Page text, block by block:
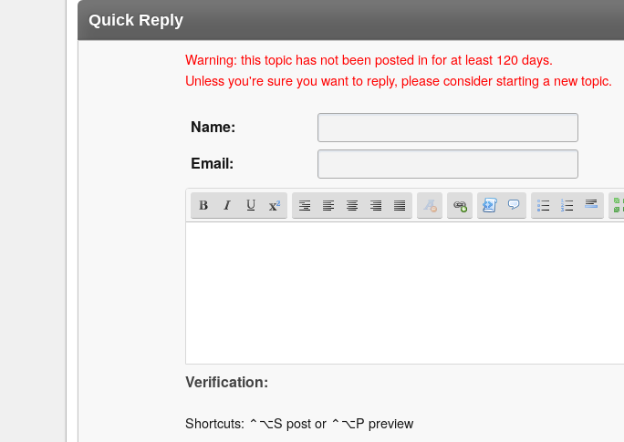
Quick Reply
Warning: this topic has not been posted in for at least 120 days.
Unless you're sure you want to reply, please consider starting a new topic.
Name:
Email:
Verification:
Shortcuts: ⌃⌥S post or ⌃⌥P preview